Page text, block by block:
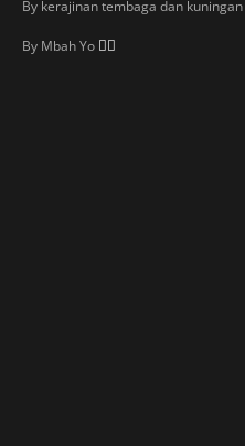
By kerajinan tembaga dan kuningan
By Mbah Yo 👍🏼